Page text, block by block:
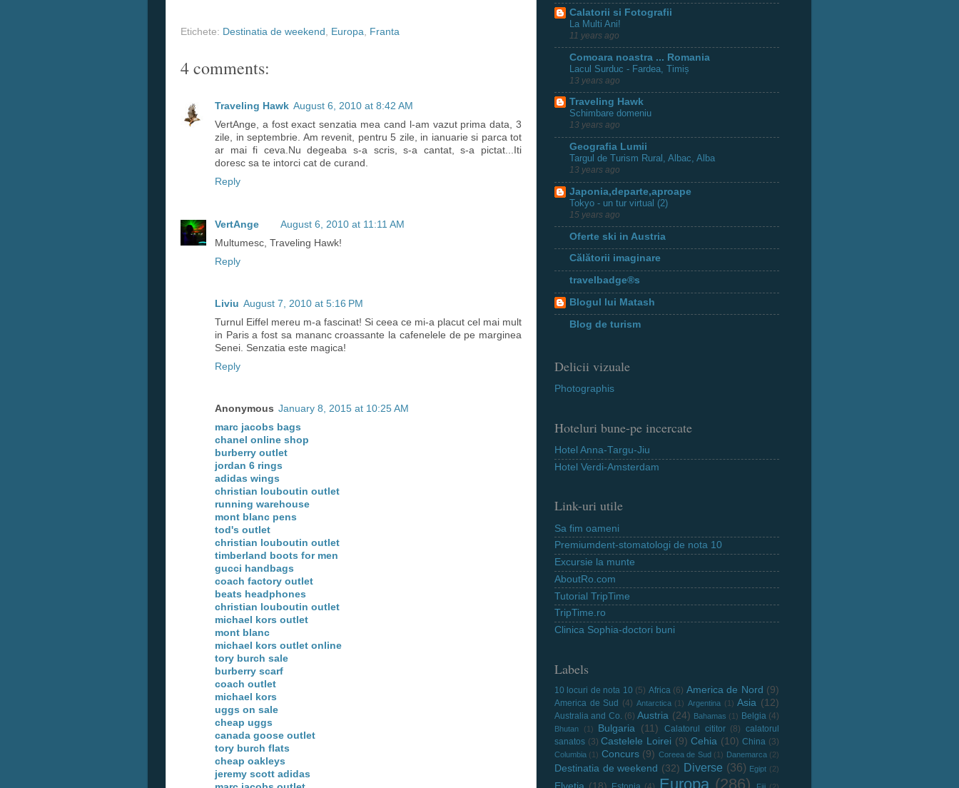
Etichete: Destinatia de weekend Europa Franta
4 comments:
Traveling Hawk August 6, 2010 at 8:42 AM
VertAnge, a fost exact senzatia mea cand l-am vazut prima data, 3
zile, in septembrie. Am revenit, pentru 5 zile, in ianuarie si parca tot
ar mai fi ceva.Nu degeaba s-a scris, s-a cantat, s-a pictat...Iti
doresc sa te intorci cat de curand.
Reply
VertAnge
August 6, 2010 at 11:11 AM
Multumesc, Traveling Hawk!
Reply
Liviu August 7, 2010 at 5:16 PM
Turnul Eiffel mereu m-a fascinat! Si ceea ce mi-a placut cel mai mult
in Paris a fost sa mananc croassante la cafenelele de pe marginea
Senei. Senzatia este magica!
Reply
Anonymous January 8, 2015 at 10:25 AM
marc jacobs bags
chanel online shop
burberry outlet
jordan 6 rings
adidas wings
christian louboutin outlet
running warehouse
mont blanc pens
tod's outlet
christian louboutin outlet
timberland boots for men
gucci handbags
coach factory outlet
beats headphones
christian louboutin outlet
michael kors outlet
mont blanc
michael kors outlet online
tory burch sale
burberry scarf
coach outlet
michael kors
uggs on sale
cheap uggs
canada goose outlet
tory burch flats
cheap oakleys
jeremy scott adidas
Calatorii si Fotografii
La Multi Ani!
11 years ago
Comoara noastra ... Romania
Lacul Surduc - Fardea, Timiș
13 years ago
Traveling Hawk
Schimbare domeniu
13 years ago
Geografia Lumii
Targul de Turism Rural, Albac, Alba
13 years ago
Japonia,departe,aproape
Tokyo - un tur virtual (2)
15 years ago
Oferte ski in Austria
Călătorii imaginare
travelbadge®s
Blogul lui Matash
Blog de turism
Delicii vizuale
Photographis
Hoteluri bune-pe incercate
Hotel Anna-Targu-Jiu
Hotel Verdi-Amsterdam
Link-uri utile
Sa fim oameni
Premiumdent-stomatologi de nota 10
Excursie la munte
AboutRo.com
Tutorial TripTime
TripTime.ro
Clinica Sophia-doctori buni
Labels
10 locuri de nota 10 (5) Africa (6) America de Nord (9)
America de Sud (4) Antarctica (1) Argentina (1) Asia (12)
Australia and Co. (6) Austria (24) Bahamas (1) Belgia (4)
Bhutan (1) Bulgaria (11) Calatorul cititor (8) calatorul
sanatos (3) Castelele Loirei (9) Cehia (10) China (3)
Columbia (1) Concurs (9) Coreea de Sud (1) Danemarca (2)
Destinatia de weekend (32) Diverse (36) Egipt (2)
Elvetia (18) Europa (286) Fiji (2)